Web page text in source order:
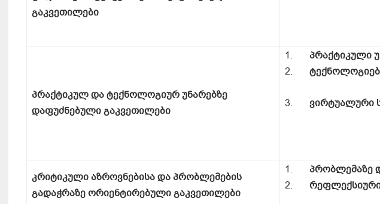
გაკვეთილები
პრაქტიკულ და ტექნოლოგიურ უნარებზე
დაფუძნებული გაკვეთილები
1. პრაქტიკული
2.
3. ვირტუალური
კრიტიკული აზროვნებისა და პრობლემების
გადაჭრაზე ორიენტირებული გაკვეთილები
1. პრობლემაზე
2.